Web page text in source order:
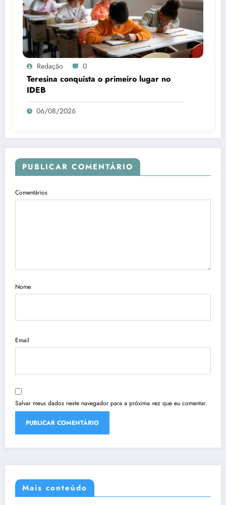
Redação 0
Teresina conquista o primeiro lugar no
IDEB
06/08/2026
PUBLICAR COMENTÁRIO
Comentários
Nome
Email
Salvar meus dados neste navegador para a próxima vez que eu comentar.
Mais conteúdo